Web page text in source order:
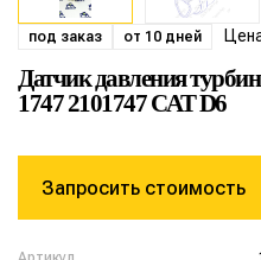
под заказ от 10 дней
Датчик давления
1747 2101747 CAT D6
Запросить стоимость